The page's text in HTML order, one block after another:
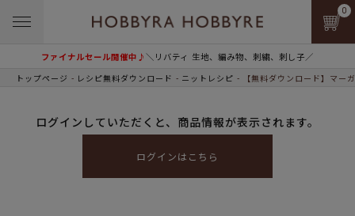
ファイナルセール開催中♪＼リバティ 生地、編み物、刺繍、刺し子／
0
トップページ レシピ無料ダウンロード ニットレシピ 【無料ダウンロード】マー
ログインしていただくと、商品情報が表示されます。
ログインはこちら